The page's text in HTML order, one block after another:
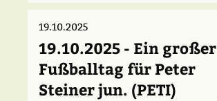
19.10.2025
19.10.2025 - Ein großer
Fußballtag für Peter
Steiner jun. (PETI)